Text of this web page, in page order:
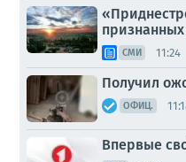
СМИ 11:24
Получил
ОФИЦ.
Впервые